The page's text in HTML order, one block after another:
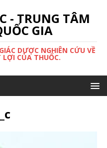
- TRUNG TÂM
GIA
DƯỢC NGHIÊN CỨU VỀ
CỦA THUỐC.